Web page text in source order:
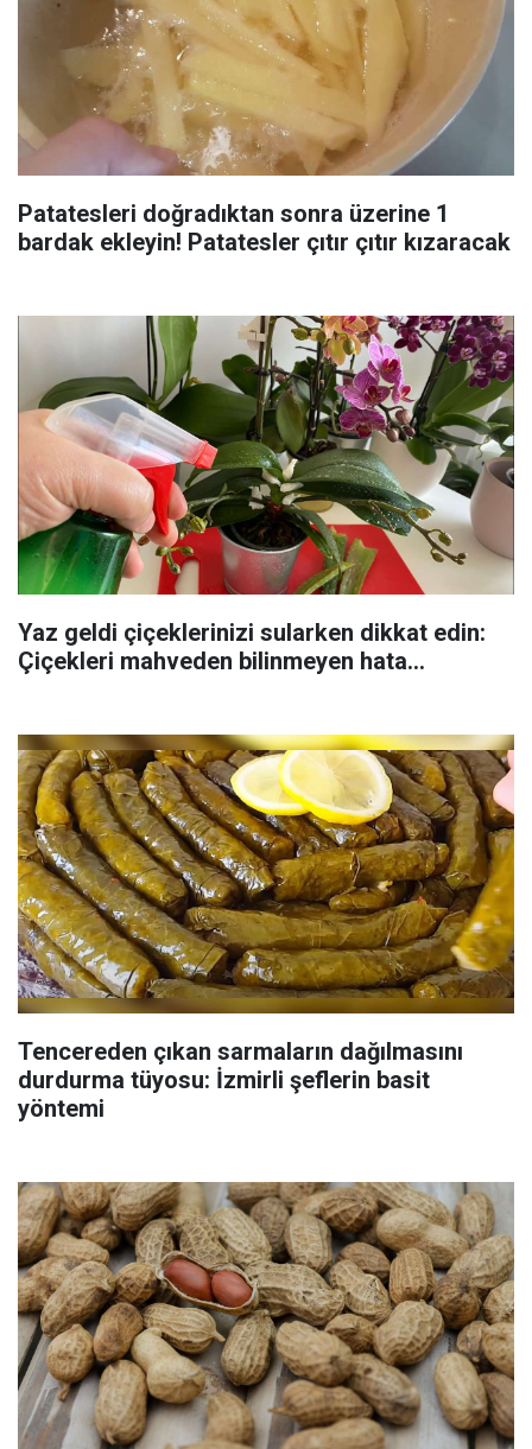
Patatesleri doğradıktan sonra üzerine 1
bardak ekleyin! Patatesler çıtır çıtır kızaracak
Yaz geldi çiçeklerinizi sularken dikkat edin:
Çiçekleri mahveden bilinmeyen hata...
Tencereden çıkan sarmaların dağılmasını
durdurma tüyosu: İzmirli şeflerin basit
yöntemi